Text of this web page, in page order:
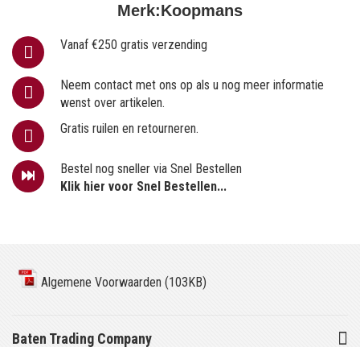
Merk:Koopmans
Vanaf €250 gratis verzending
Neem contact met ons op als u nog meer informatie
wenst over artikelen.
Gratis ruilen en retourneren.
Bestel nog sneller via Snel Bestellen
Klik hier voor Snel Bestellen...
Algemene Voorwaarden (103KB)
Baten Trading Company